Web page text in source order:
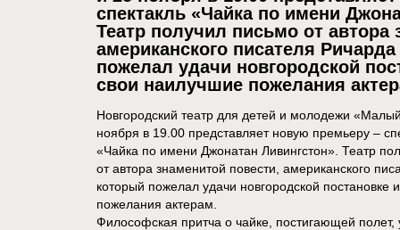
спектакль «Чайка по имени
Театр получил письмо от автора
американского писателя
пожелал удачи новгородской
свои наилучшие пожелания
Новгородский театр для детей и молодежи
ноября в 19.00 представляет новую премьеру –
«Чайка по имени Джонатан Ливингстон». Театр
от автора знаменитой повести, американского
который пожелал удачи новгородской постановке
пожелания актерам.
Философская притча о чайке, постигающей полет,